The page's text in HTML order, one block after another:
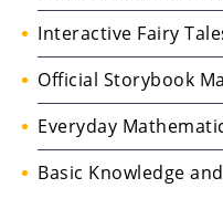
Interactive Fairy
Official Storybook
Everyday
Basic Knowledge